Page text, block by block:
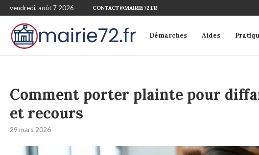
vendredi, août 7 2026 - CONTACT@MAIRIE72.FR
Démarches Aides
Comment porter plainte pour
et recours
29 mars 2026